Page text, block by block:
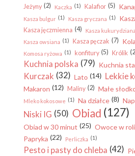
Jeżyny (2) Kaczka (1) Kalafior (5)
Kasza bulgur (1) Kasza gryczana (1)
Kasza jęczmienna (4) Kasza kukurydziana
Kasza owsiana (1) Kasza pęczak (7)
Komosa ryżowa (1) konfitury (5) Królik
Kuchnia polska (79) Kuchnia
Kurczak (32) Lato (14) Lekkie
Makaron (12) Maliny (2) Małe
Mleko kokosowe (1) Na działce (8)
Niski IG (50) Obiad (127)
Obiad w 30 minut (25) Owoce w
Papryka (22) Perliczka (1)
Pesto i pasty do chleba (42)